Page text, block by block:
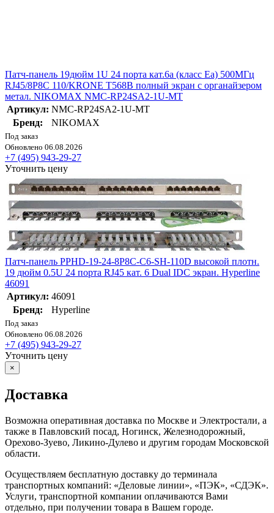
Патч-панель 19дюйм 1U 24 порта кат.6a (класс Ea) 500МГц
RJ45/8P8C 110/KRONE T568B полный экран с органайзером
метал. NIKOMAX NMC-RP24SA2-1U-MT
Артикул: NMC-RP24SA2-1U-MT
Бренд:
NIKOMAX
Под заказ
Обновлено 06.08.2026
+7 (495) 943-29-27
Уточнить цену
Патч-панель PPHD-19-24-8P8C-C6-SH-110D высокой плотн.
19 дюйм 0.5U 24 порта RJ45 кат. 6 Dual IDC экран. Hyperline
46091
Артикул: 46091
Бренд:
Hyperline
Под заказ
Обновлено 06.08.2026
+7 (495) 943-29-27
Уточнить цену
×
Доставка
Возможна оперативная доставка по Москве и Электростали, а
также в Павловский посад, Ногинск, Железнодорожный,
Орехово-Зуево, Ликино-Дулево и другим городам Московской
области.
Осуществляем бесплатную доставку до терминала
транспортных компаний: «Деловые линии», «ПЭК», «СДЭК».
Услуги, транспортной компании оплачиваются Вами
отдельно, при получении товара в Вашем городе.